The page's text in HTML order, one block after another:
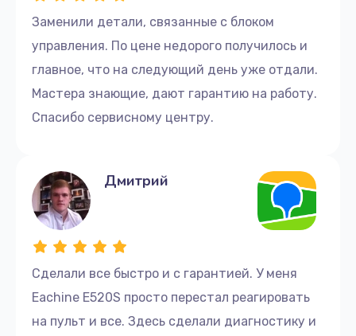
Заменили детали, связанные с блоком
управления. По цене недорого получилось и
главное, что на следующий день уже отдали.
Мастера знающие, дают гарантию на работу.
Спасибо сервисному центру.
Сделали все быстро и с гарантией. У меня
Eachine E520S просто перестал реагировать
на пульт и все. Здесь сделали диагностику и
Дмитрий